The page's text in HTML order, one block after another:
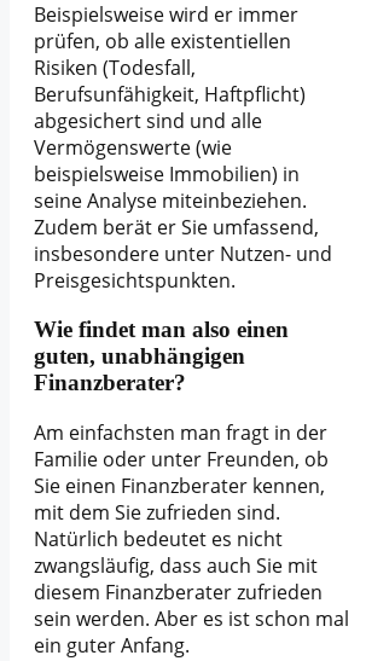
Beispielsweise wird er immer
prüfen, ob alle existentiellen
Risiken (Todesfall,
Berufsunfähigkeit, Haftpflicht)
abgesichert sind und alle
Vermögenswerte (wie
beispielsweise Immobilien) in
seine Analyse miteinbeziehen.
Zudem berät er Sie umfassend,
insbesondere unter Nutzen- und
Preisgesichtspunkten.
Wie findet man also einen
guten, unabhängigen
Finanzberater?
Am einfachsten man fragt in der
Familie oder unter Freunden, ob
Sie einen Finanzberater kennen,
mit dem Sie zufrieden sind.
Natürlich bedeutet es nicht
zwangsläufig, dass auch Sie mit
diesem Finanzberater zufrieden
sein werden. Aber es ist schon mal
ein guter Anfang.